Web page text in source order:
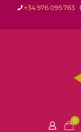
+34 976 095 763
0